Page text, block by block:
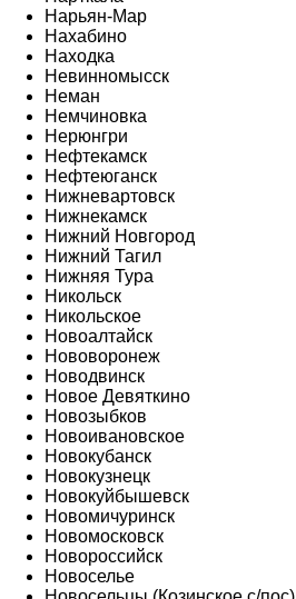
Нарьян-Мар
Нахабино
Находка
Невинномысск
Неман
Немчиновка
Нерюнгри
Нефтекамск
Нефтеюганск
Нижневартовск
Нижнекамск
Нижний Новгород
Нижний Тагил
Нижняя Тура
Никольск
Никольское
Новоалтайск
Нововоронеж
Новодвинск
Новое Девяткино
Новозыбков
Новоивановское
Новокубанск
Новокузнецк
Новокуйбышевск
Новомичуринск
Новомосковск
Новороссийск
Новоселье